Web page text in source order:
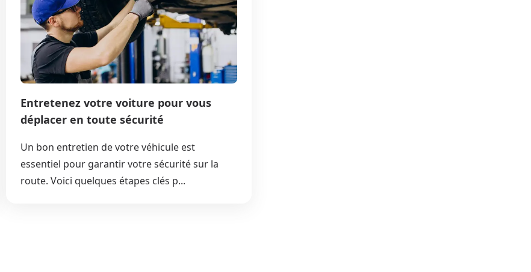
Entretenez votre voiture pour vous
déplacer en toute sécurité
Un bon entretien de votre véhicule est
essentiel pour garantir votre sécurité sur la
route. Voici quelques étapes clés p...